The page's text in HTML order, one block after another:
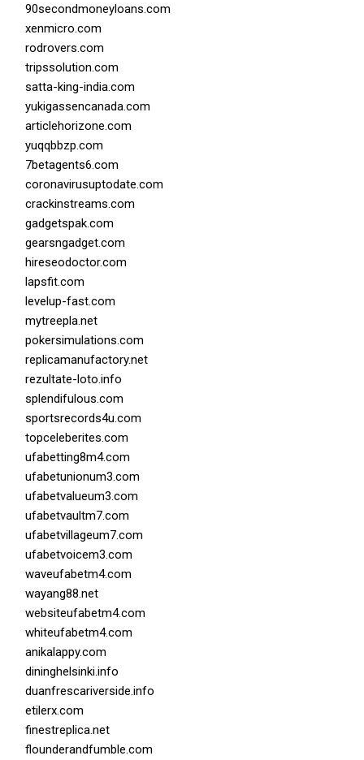
90secondmoneyloans.com
xenmicro.com
rodrovers.com
tripssolution.com
satta-king-india.com
yukigassencanada.com
articlehorizone.com
yuqqbbzp.com
7betagents6.com
coronavirusuptodate.com
crackinstreams.com
gadgetspak.com
gearsngadget.com
hireseodoctor.com
lapsfit.com
levelup-fast.com
mytreepla.net
pokersimulations.com
replicamanufactory.net
rezultate-loto.info
splendifulous.com
sportsrecords4u.com
topceleberites.com
ufabetting8m4.com
ufabetunionum3.com
ufabetvalueum3.com
ufabetvaultm7.com
ufabetvillageum7.com
ufabetvoicem3.com
waveufabetm4.com
wayang88.net
websiteufabetm4.com
whiteufabetm4.com
anikalappy.com
dininghelsinki.info
duanfrescariverside.info
etilerx.com
finestreplica.net
flounderandfumble.com